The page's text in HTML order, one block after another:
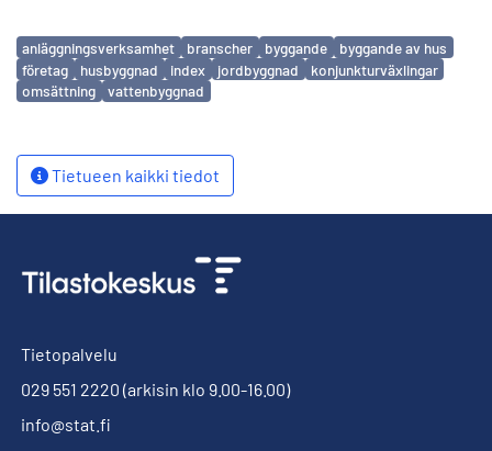
Avainsanat
anläggningsverksamhet branscher byggande
byggande av hus
företag
husbyggnad index jordbyggnad
konjunkturväxlingar
omsättning
vattenbyggnad
Tietueen kaikki tiedot
Tietopalvelu
029 551 2220 (arkisin klo 9.00-16.00)
info@stat.fi